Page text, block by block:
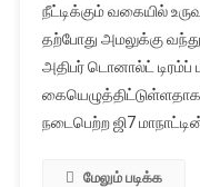
நீட்டிக்கும் வகையில்
தற்போது அமலுக்கு
அதிபர் டொனால்ட் டிரம்ப்
கையெழுத்திட்டுள்ளதாக
நடைபெற்ற ஜி7
மேலும் படிக்க